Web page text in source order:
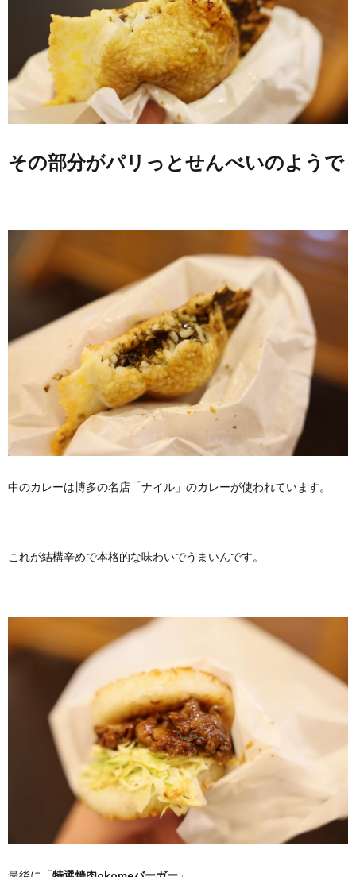
その部分がパリっとせんべいのようで
中のカレーは博多の名店「ナイル」のカレーが使われています。
これが結構辛めで本格的な味わいでうまいんです。